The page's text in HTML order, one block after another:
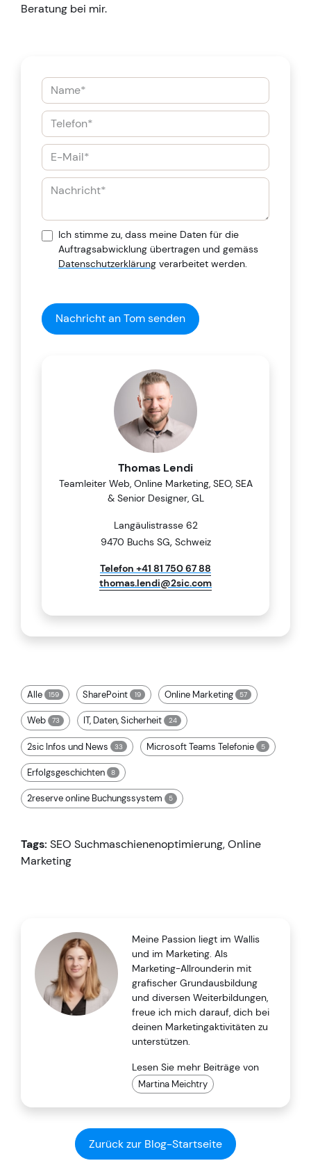
Beratung bei mir.
Ich stimme zu, dass meine Daten für die
Auftragsabwicklung übertragen und gemäss
Datenschutzerklärung verarbeitet werden.
Nachricht an Tom senden
Thomas Lendi
Teamleiter Web, Online Marketing, SEO, SEA
& Senior Designer, GL
Langäulistrasse 62
9470 Buchs SG, Schweiz
Telefon +41 81 750 67 88
thomas.lendi@2sic.com
Alle 159 SharePoint 19 Online Marketing 57
Web 73 IT, Daten, Sicherheit 24
2sic Infos und News 33 Microsoft Teams Telefonie 5
Erfolgsgeschichten 8
2reserve online Buchungssystem 5
Tags: SEO Suchmaschienenoptimierung,Online
Marketing
Meine Passion liegt im Wallis
und im Marketing. Als
Marketing-Allrounderin mit
grafischer Grundausbildung
und diversen Weiterbildungen,
freue ich mich darauf, dich bei
deinen Marketingaktivitäten zu
unterstützen.
Lesen Sie mehr Beiträge von
Martina Meichtry
Zurück zur Blog-Startseite